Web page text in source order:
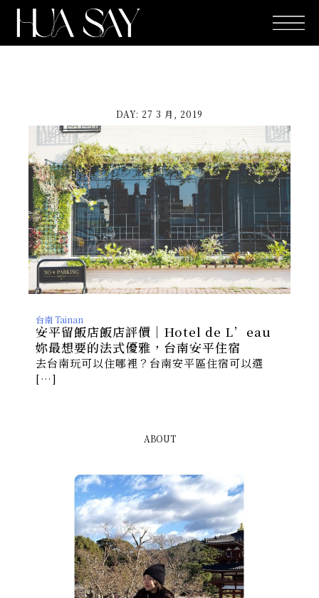
DAY: 27 3 月, 2019
台南 Tainan
安平留飯店飯店評價｜Hotel de L’eau
妳最想要的法式優雅，台南安平住宿
去台南玩可以住哪裡？台南安平區住宿可以選
[…]
ABOUT